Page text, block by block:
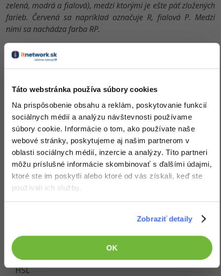
Táto webstránka používa súbory cookies
Na prispôsobenie obsahu a reklám, poskytovanie funkcií
sociálnych médií a analýzu návštevnosti používame
súbory cookie. Informácie o tom, ako používate naše
webové stránky, poskytujeme aj našim partnerom v
oblasti sociálnych médií, inzercie a analýzy. Títo partneri
môžu príslušné informácie skombinovať s ďalšími údajmi,
ktoré ste im poskytli alebo ktoré od vás získali, keď ste
používali ich služby.
Zobraziť detaily
OK
zelená, modrá a fialová), medzi ktorými je ešte päť zložených
farieb. Červená sa napríklad označuje R, fialová P. Medzi
nimi sa nachádza farba RP.
Farebné modely
Farby sú v počítačovej grafike tvorené kombináciou
niekoľkých základných farieb a faktorov, ktoré som
opísal vyššie (odtieňa, jasu a sýtosti). Tieto kombinácie
sa nazývajú farebné modely.
Základné farby sú nemenné, každý farebný model je ale
môže mať odlišné.
Farebný model teda slúžia na popisovanie spôsobu
namiešanie základných farieb tak, aby sa dosiahla čo
najväčšia podoby k realite.
V súčasnej praxi sa používa niekoľko modelov:
RGB (A)
HSV (HSB)
HSL